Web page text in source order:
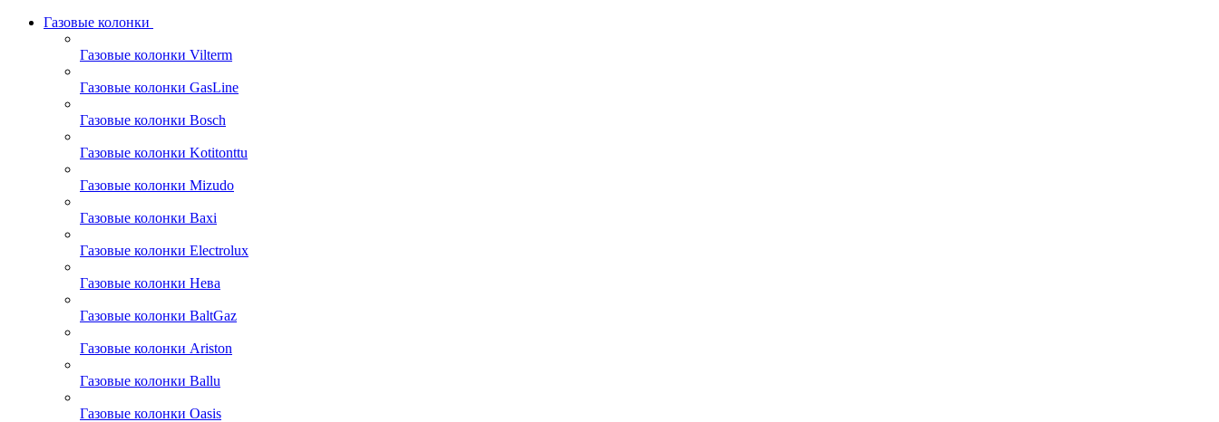
Газовые колонки
Газовые колонки Vilterm
Газовые колонки GasLine
Газовые колонки Bosch
Газовые колонки Kotitonttu
Газовые колонки Mizudo
Газовые колонки Baxi
Газовые колонки Electrolux
Газовые колонки Нева
Газовые колонки BaltGaz
Газовые колонки Ariston
Газовые колонки Ballu
Газовые колонки Oasis